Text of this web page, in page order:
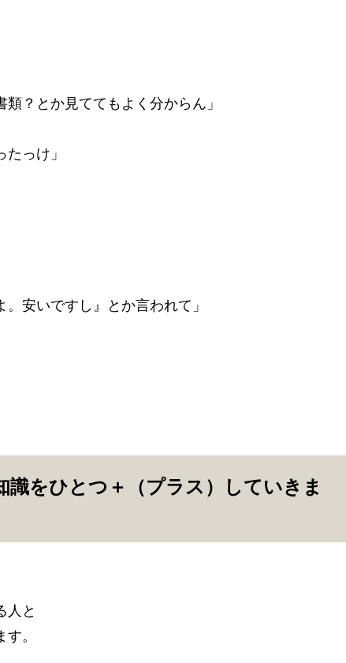
類？とか見ててもよく分からん」
っけ」
。安いですし』とか言われて」
識をひとつ＋（プラス）していきま
人と
。